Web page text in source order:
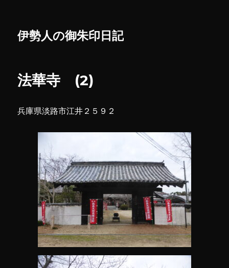
伊勢人の御朱印日記
法華寺 (2)
兵庫県淡路市江井２５９２